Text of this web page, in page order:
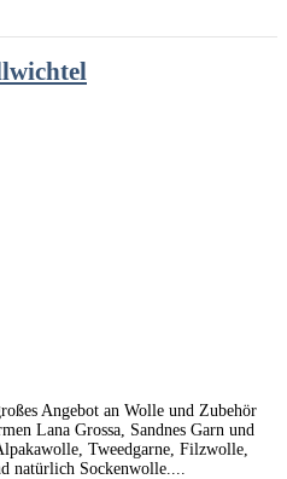
Angebot an Wolle und Zubehör
Lana Grossa, Sandnes Garn und
Tweedgarne, Filzwolle,
natürlich Sockenwolle....